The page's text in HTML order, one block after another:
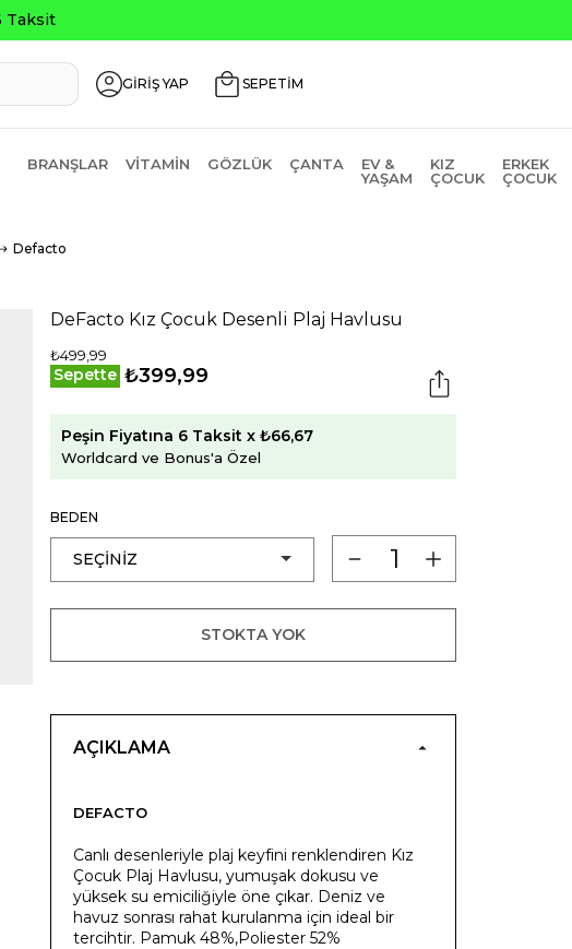
GİRİŞ YAP SEPETİM
BRANŞLAR VITAMIN GÖZLÜK ÇANTA
EV &
YAŞAM
KIZ
ÇOCUK
ERKEK
ÇOCUK
Defacto
DeFacto Kız Çocuk Desenli Plaj Havlusu
₺499,99
Sepette ₺399,99
Peşin Fiyatına 6 Taksit x ₺66,67
Worldcard ve Bonus'a Özel
BEDEN
STOKTA YOK
AÇIKLAMA
DEFACTO
Canlı desenleriyle plaj keyfini renklendiren Kız
Çocuk Plaj Havlusu, yumuşak dokusu ve
yüksek su emiciliğiyle öne çıkar. Deniz ve
havuz sonrası rahat kurulanma için ideal bir
tercihtir. Pamuk 48%,Poliester 52%